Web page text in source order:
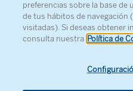
preferencias sobre la base de
de tus hábitos de navegación
visitadas). Si deseas obtener
consulta nuestra Política de